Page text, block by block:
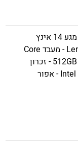
מחשב נייד עם מסך מגע 14 אינץ
Lenovo Yoga 7 2-in-1 - מעבד Core
Ultra 5 226V - כונן 512GB - זכרון